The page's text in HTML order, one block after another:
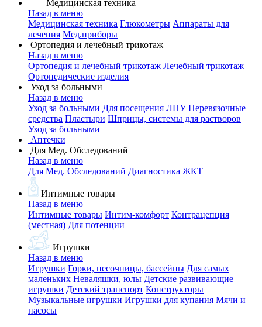
Медицинская техника
Назад в меню
Медицинская техника Глюкометры Аппараты для
лечения Мед.приборы
Ортопедия и лечебный трикотаж
Назад в меню
Ортопедия и лечебный трикотаж Лечебный трикотаж
Ортопедические изделия
Уход за больными
Назад в меню
Уход за больными Для посещения ЛПУ Перевязочные
средства Пластыри Шприцы, системы для растворов
Уход за больными
Аптечки
Для Мед. Обследований
Назад в меню
Для Мед. Обследований Диагностика ЖКТ
Интимные товары
Назад в меню
Интимные товары Интим-комфорт Контрацепция
(местная) Для потенции
Игрушки
Назад в меню
Игрушки Горки, песочницы, бассейны Для самых
маленьких Неваляшки, юлы Детские развивающие
игрушки Детский транспорт Конструкторы
Музыкальные игрушки Игрушки для купания Мячи и
насосы